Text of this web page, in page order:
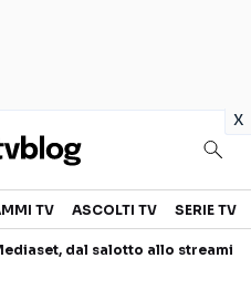
x
TV ASCOLTI TV SERIE TV
dal salotto allo